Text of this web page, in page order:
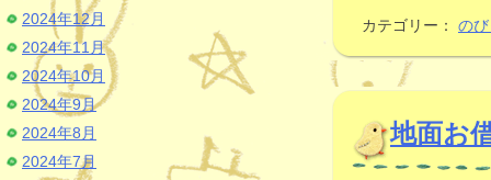
カテゴリー： の
地面お
2024年12月
2024年11月
2024年10月
2024年9月
2024年8月
2024年7月